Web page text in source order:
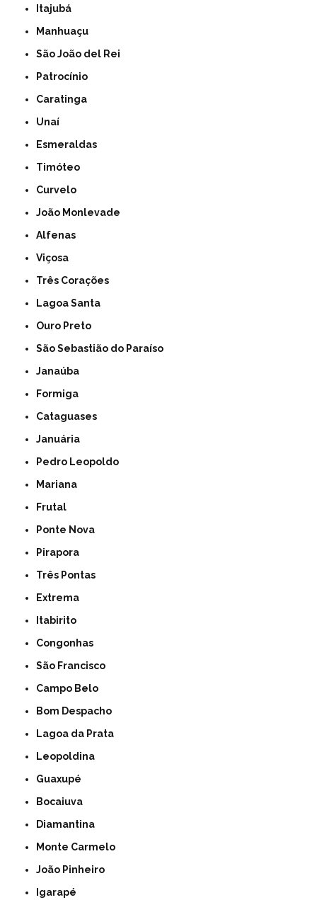
Itajubá
Manhuaçu
São João del Rei
Patrocínio
Caratinga
Unaí
Esmeraldas
Timóteo
Curvelo
João Monlevade
Alfenas
Viçosa
Três Corações
Lagoa Santa
Ouro Preto
São Sebastião do Paraíso
Janaúba
Formiga
Cataguases
Januária
Pedro Leopoldo
Mariana
Frutal
Ponte Nova
Pirapora
Três Pontas
Extrema
Itabirito
Congonhas
São Francisco
Campo Belo
Bom Despacho
Lagoa da Prata
Leopoldina
Guaxupé
Bocaiuva
Diamantina
Monte Carmelo
João Pinheiro
Igarapé